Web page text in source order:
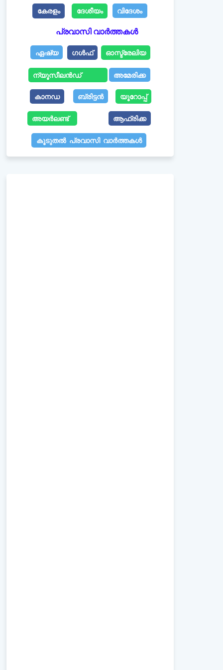
കേരളം ദേശീയം വിദേശം
പ്രവാസി വാർത്തകൾ
ഏഷ്യ ഗൾഫ് ഓസ്ട്രേലിയ
ന്യൂസീലൻഡ് അമേരിക്ക
കാനഡ ബ്രിട്ടൻ യൂറോപ്പ്
അയർലണ്ട് ആഫ്രിക്ക
കൂടുതൽ പ്രവാസി വാർത്തകൾ